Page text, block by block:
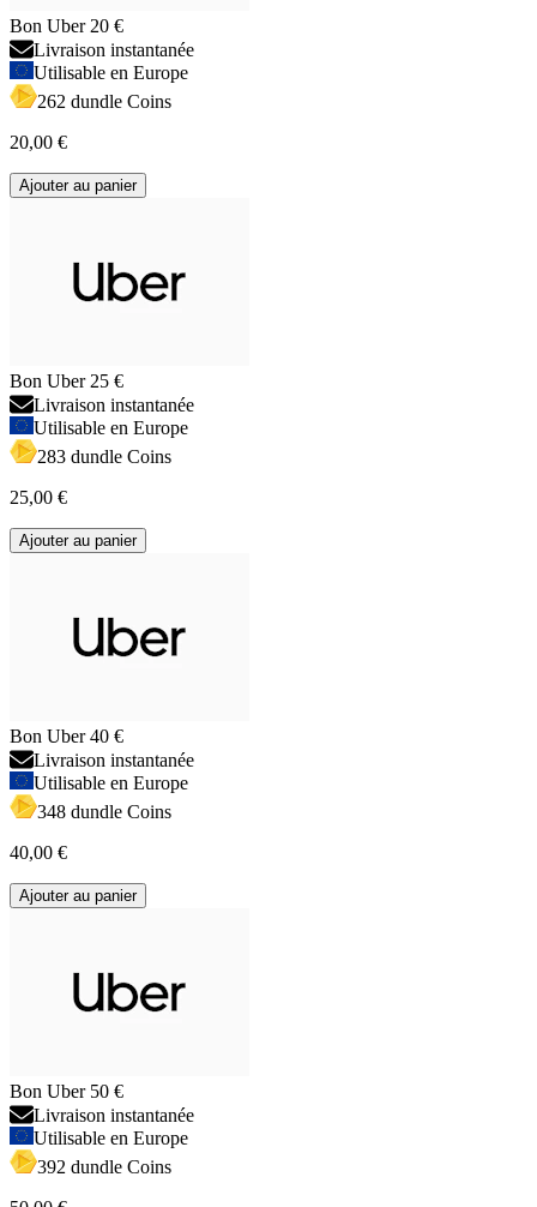
Bon Uber 20 €
Livraison instantanée
Utilisable en Europe
262 dundle Coins
20,00 €
Ajouter au panier
Bon Uber 25 €
Livraison instantanée
Utilisable en Europe
283 dundle Coins
25,00 €
Ajouter au panier
Bon Uber 40 €
Livraison instantanée
Utilisable en Europe
348 dundle Coins
40,00 €
Ajouter au panier
Bon Uber 50 €
Livraison instantanée
Utilisable en Europe
392 dundle Coins